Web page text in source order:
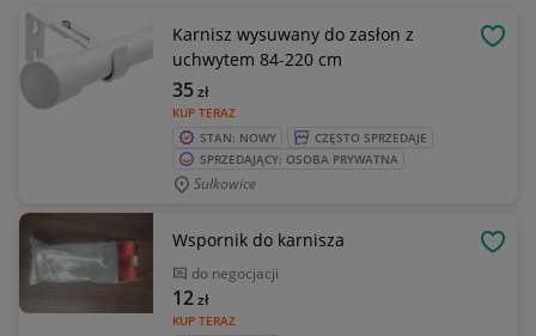
Karnisz wysuwany do zasłon z
uchwytem 84-220 cm
KUP TERAZ
35zł
STAN: NOWY
CZĘSTO SPRZEDAJE
SPRZEDAJĄCY: OSOBA PRYWATNA
Sułkowice
Wspornik do karnisza
do negocjacji
KUP TERAZ
12zł